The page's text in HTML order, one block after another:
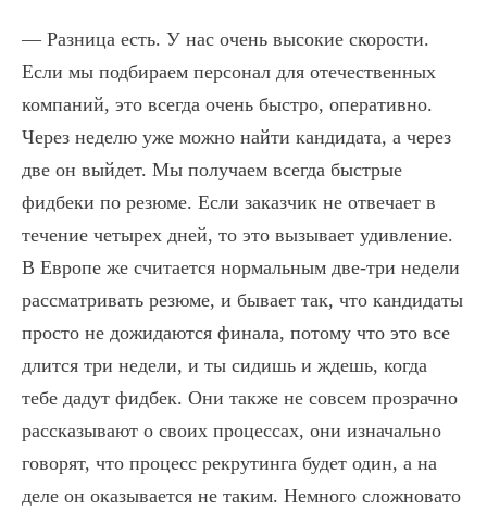
— Разница есть. У нас очень высокие скорости.
Если мы подбираем персонал для отечественных
компаний, это всегда очень быстро, оперативно.
Через неделю уже можно найти кандидата, а через
две он выйдет. Мы получаем всегда быстрые
фидбеки по резюме. Если заказчик не отвечает в
течение четырех дней, то это вызывает удивление.
В Европе же считается нормальным две-три недели
рассматривать резюме, и бывает так, что кандидаты
просто не дожидаются финала, потому что это все
длится три недели, и ты сидишь и ждешь, когда
тебе дадут фидбек. Они также не совсем прозрачно
рассказывают о своих процессах, они изначально
говорят, что процесс рекрутинга будет один, а на
деле он оказывается не таким. Немного сложновато